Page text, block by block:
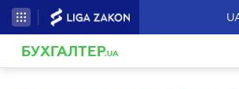
БУХГАЛТЕР.UA